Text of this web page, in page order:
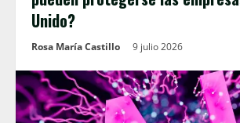
Unido?
Rosa María Castillo 9 julio 2026